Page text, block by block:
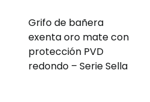
Grifo de bañera
exenta oro mate con
protección PVD
redondo – Serie Sella